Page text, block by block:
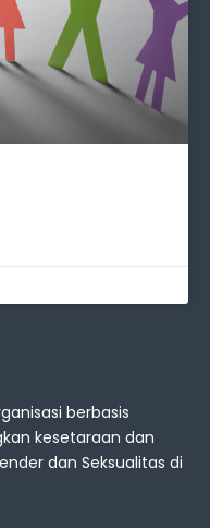
berbasis
kesetaraan dan
dan Seksualitas di